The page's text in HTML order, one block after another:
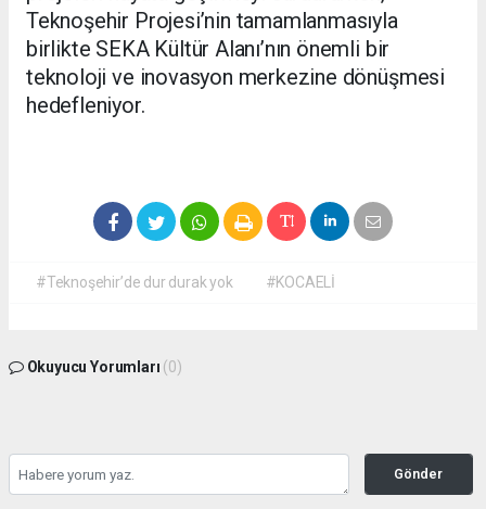
Teknoşehir Projesi’nin tamamlanmasıyla
birlikte SEKA Kültür Alanı’nın önemli bir
teknoloji ve inovasyon merkezine dönüşmesi
hedefleniyor.
#Teknoşehir’de dur durak yok #KOCAELİ
Okuyucu Yorumları (0)
Gönder